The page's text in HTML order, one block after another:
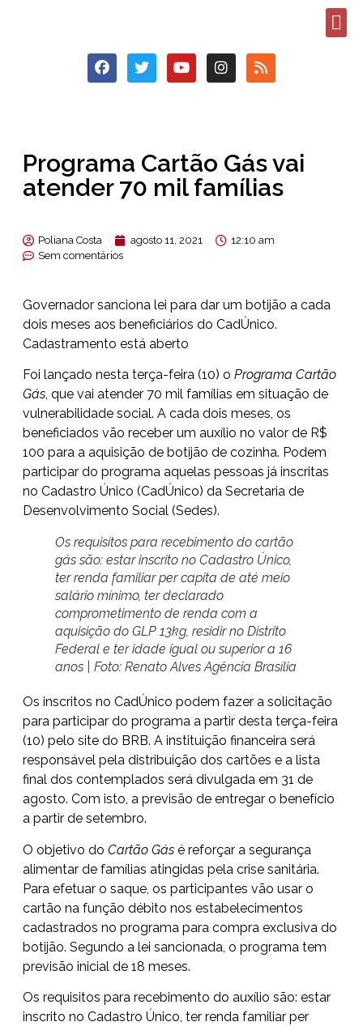
Programa Cartão Gás vai
atender 70 mil famílias
Poliana Costa agosto 11, 2021
12:10 am
Sem comentários
Governador sanciona lei para dar um botijão a cada
dois meses aos beneficiários do CadÚnico.
Cadastramento está aberto
Foi lançado nesta terça-feira (10) o Programa Cartão
Gás, que vai atender 70 mil famílias em situação de
vulnerabilidade social. A cada dois meses, os
beneficiados vão receber um auxílio no valor de R$
100 para a aquisição de botijão de cozinha. Podem
participar do programa aquelas pessoas já inscritas
no Cadastro Único (CadÚnico) da Secretaria de
Desenvolvimento Social (Sedes).
Os requisitos para recebimento do cartão
gás são: estar inscrito no Cadastro Único,
ter renda familiar per capita de até meio
salário mínimo, ter declarado
comprometimento de renda com a
aquisição do GLP 13kg, residir no Distrito
Federal e ter idade igual ou superior a 16
anos | Foto: Renato Alves Agência Brasília
Os inscritos no CadÚnico podem fazer a solicitação
para participar do programa a partir desta terça-feira
(10) pelo site do BRB. A instituição financeira será
responsável pela distribuição dos cartões e a lista
final dos contemplados será divulgada em 31 de
agosto. Com isto, a previsão de entregar o benefício
a partir de setembro.
O objetivo do Cartão Gás é reforçar a segurança
alimentar de famílias atingidas pela crise sanitária.
Para efetuar o saque, os participantes vão usar o
cartão na função débito nos estabelecimentos
cadastrados no programa para compra exclusiva do
botijão. Segundo a lei sancionada, o programa tem
previsão inicial de 18 meses.
Os requisitos para recebimento do auxílio são: estar
inscrito no Cadastro Único, ter renda familiar per